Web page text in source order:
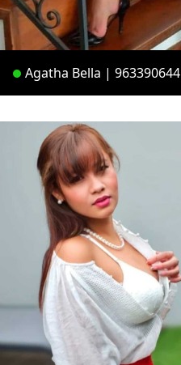
Agatha Bella | 963390644